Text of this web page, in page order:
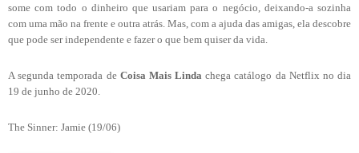
some com todo o dinheiro que usariam para o negócio, deixando-a sozinha
com uma mão na frente e outra atrás. Mas, com a ajuda das amigas, ela descobre
que pode ser independente e fazer o que bem quiser da vida.
A segunda temporada de Coisa Mais Linda chega catálogo da Netflix no dia
19 de junho de 2020.
The Sinner: Jamie (19/06)